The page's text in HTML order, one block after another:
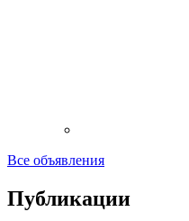
Все объявления
Публикации